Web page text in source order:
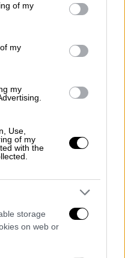
You may click to
its third-party tags to
in below Google
of my
my
my
Use,
of my
with the
storage
on web or
επίθεση στο
να αναβάλει
αύριο (Τρίτη)»
του Ιράν,